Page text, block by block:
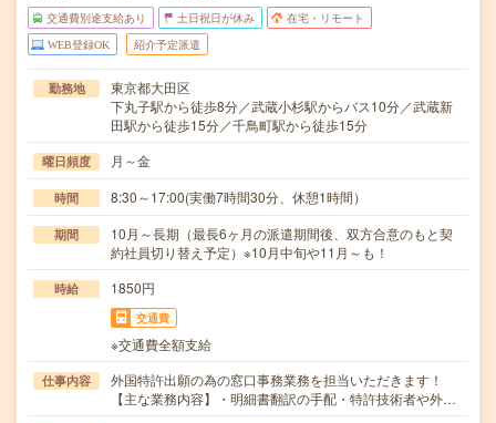
交通費別途支給あり 土日祝日が休み 在宅・リモート
WEB登録OK 紹介予定派遣
勤務地
東京都大田区
下丸子駅から徒歩8分／武蔵小杉駅からバス10分／武蔵新
田駅から徒歩15分／千鳥町駅から徒歩15分
曜日頻度 月～金
時間 8:30～17:00(実働7時間30分、休憩1時間）
期間
10月～長期（最長6ヶ月の派遣期間後、双方合意のもと契
約社員切り替え予定）※10月中旬や11月～も！
時給 1850円
交通費
※交通費全額支給
仕事内容
外国特許出願の為の窓口事務業務を担当いただきます！
【主な業務内容】・明細書翻訳の手配・特許技術者や外…